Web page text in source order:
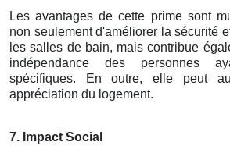
Les avantages de cette prime sont
non seulement d'améliorer la sécurité
les salles de bain, mais contribue
indépendance des personnes
spécifiques. En outre, elle peut
appréciation du logement.
7. Impact Social